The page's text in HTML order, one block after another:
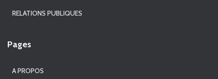
RELATIONS PUBLIQUES
Pages
A PROPOS